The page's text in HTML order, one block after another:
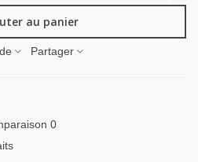
au panier
Partager
0